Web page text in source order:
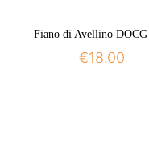
Fiano di Avellino
€18.00